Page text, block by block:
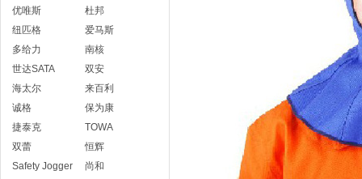
优唯斯
杜邦
纽匹格
爱马斯
多给力
南核
世达SATA
双安
海太尔
来百利
诚格
保为康
捷泰克
TOWA
双蕾
恒辉
Safety Jogger
尚和